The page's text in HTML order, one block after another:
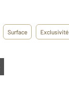
Surface Exclusivité